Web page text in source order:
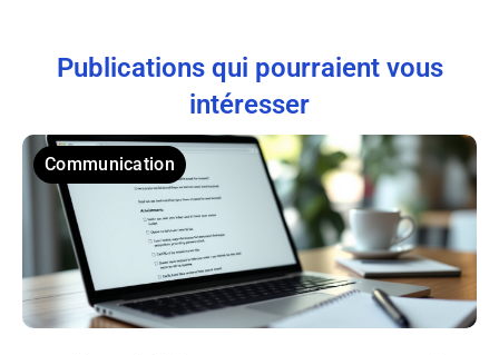
Publications qui pourraient vous
intéresser
Communication